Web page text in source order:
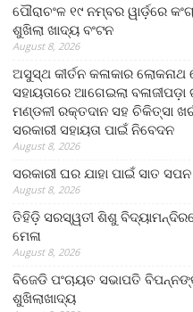
ପୌରାଚଂଳ ୧୯ ନମ୍ବର ୱାର୍ଡ଼ରେ
ଶୁଖିଲା ଖାଦ୍ୟ ବଂଟନ
August 8, 2026
ଅସୁସ୍ଥ କୀର୍ତନ କଳାକାର ଲୋକନାଥ
ସହାୟତାରେ ଆଗେଇଲା ବଳାଜୀପଡ଼ା
ମଣ୍ଡଳୀ ରକ୍ତଦାନ ସହ ଚିକିତ୍ସା
ସରକାରୀ ସହାୟତା ପାଇଁ ନିବେଦନ
August 8, 2026
ସରକାରୀ ଘର ଯାହା ପାଇଁ ସାତ ସପନ
August 8, 2026
ତିହିଡି଼ ସରସ୍ୱତୀ ଶିଶୁ ବିଦ୍ୟାମନ୍ଦିରରେ
ମେଳା
August 8, 2026
ବିଜେଡି ପଂଚାୟତ ସଭାପତି
ଶୁଖିଲାଖାଦ୍ୟ